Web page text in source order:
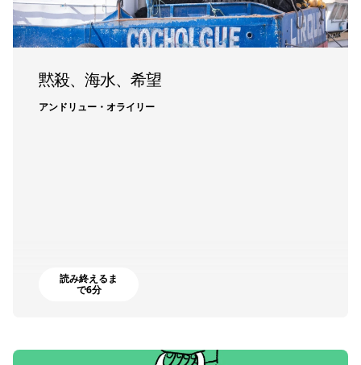
黙殺、海水、希望
アンドリュー・オライリー
読み終えるま
で6分